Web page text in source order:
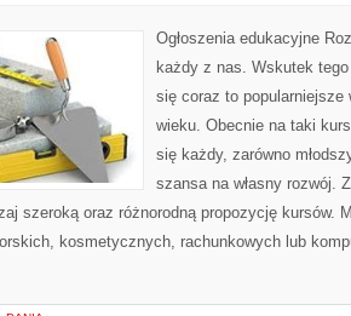
Ogłoszenia edukacyjne
każdy z nas. Wskutek
się coraz to popularniejsze
wieku. Obecnie na taki
się każdy, zarówno
szansa na własny rozwój.
szeroką oraz różnorodną propozycję kursów.
kosmetycznych, rachunkowych lub